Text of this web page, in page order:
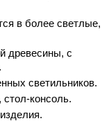
в более светлые,
древесины, с
светильников.
консоль.